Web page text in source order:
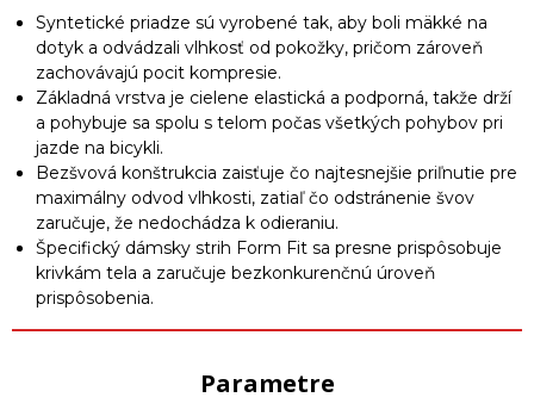
Syntetické priadze sú vyrobené tak, aby boli mäkké na
dotyk a odvádzali vlhkosť od pokožky, pričom zároveň
zachovávajú pocit kompresie.
Základná vrstva je cielene elastická a podporná, takže drží
a pohybuje sa spolu s telom počas všetkých pohybov pri
jazde na bicykli.
Bezšvová konštrukcia zaisťuje čo najtesnejšie priľnutie pre
maximálny odvod vlhkosti, zatiaľ čo odstránenie švov
zaručuje, že nedochádza k odieraniu.
Špecifický dámsky strih Form Fit sa presne prispôsobuje
krivkám tela a zaručuje bezkonkurenčnú úroveň
prispôsobenia.
Parametre